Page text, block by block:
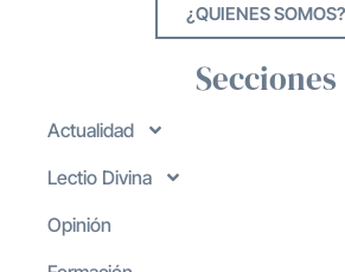
¿QUIENES SOMOS?
Secciones
Actualidad
Lectio Divina
Opinión